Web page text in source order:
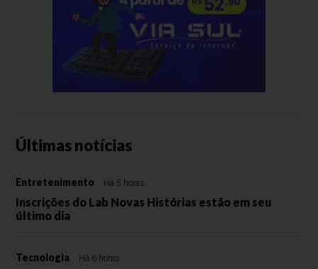
Últimas notícias
Entretenimento Há 5 horas
Inscrições do Lab Novas Histórias estão em seu
último dia
Tecnologia Há 6 horas